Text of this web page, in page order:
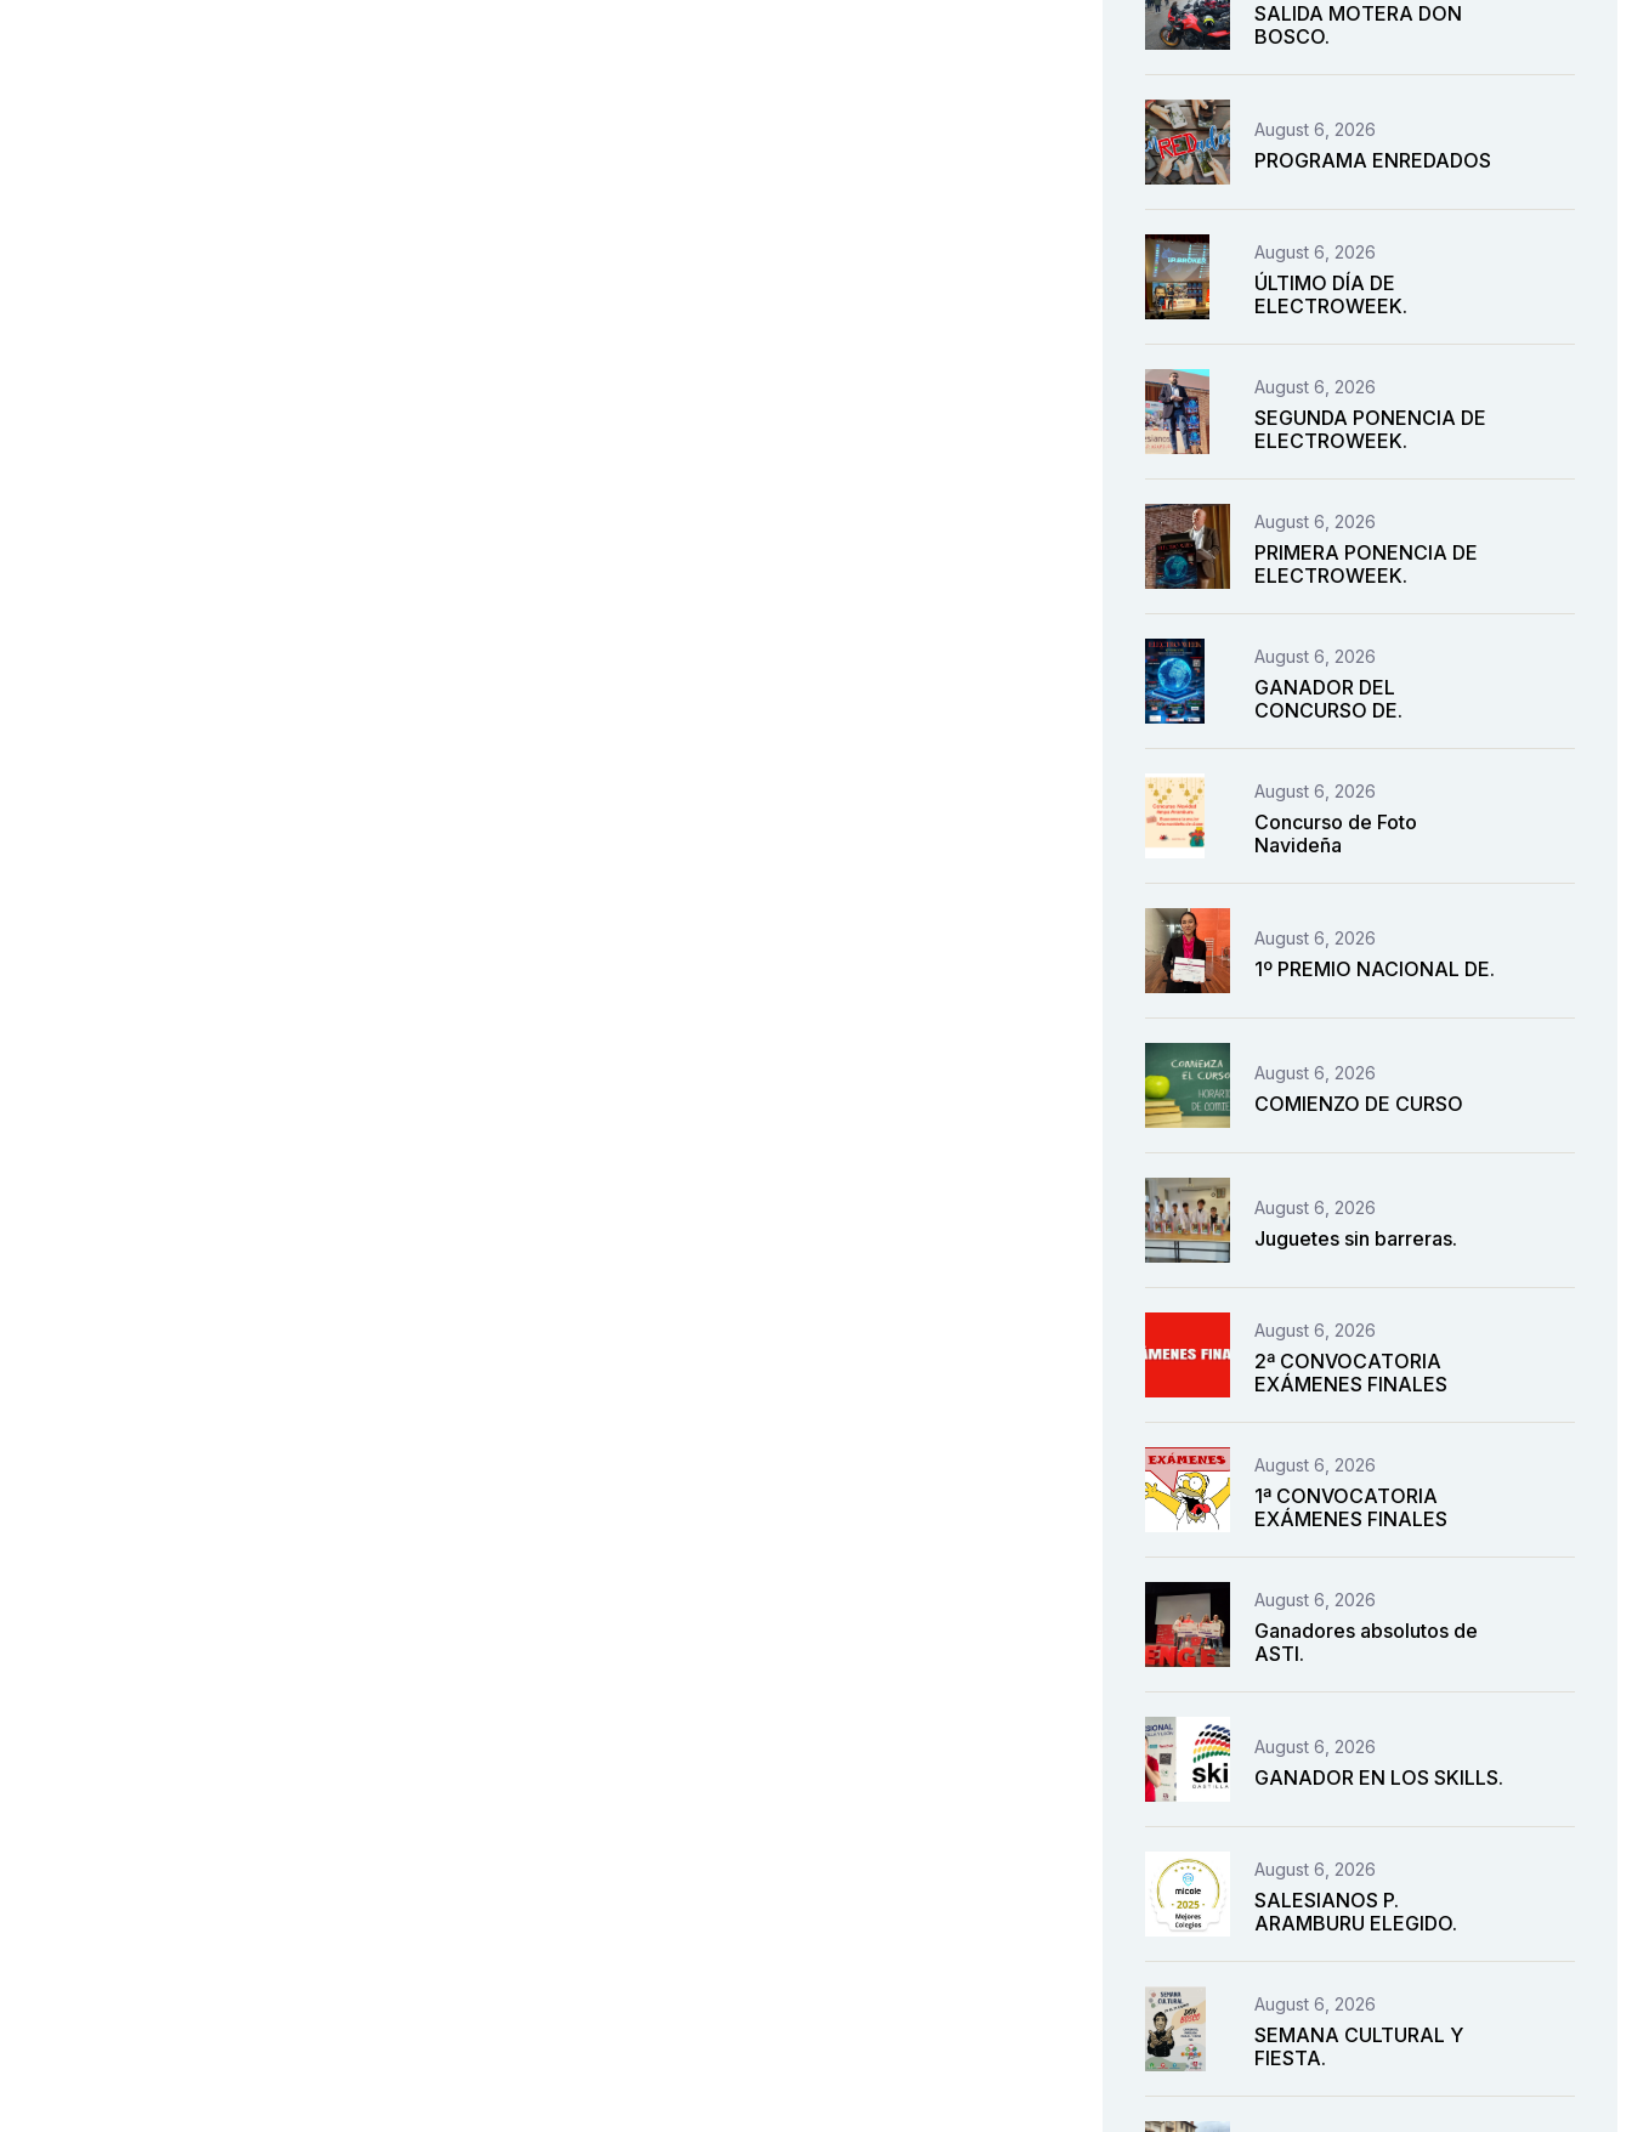
SALIDA MOTERA DON
BOSCO.
August 6, 2026
PROGRAMA ENREDADOS
August 6, 2026
ÚLTIMO DÍA DE
ELECTROWEEK.
August 6, 2026
SEGUNDA PONENCIA DE
ELECTROWEEK.
August 6, 2026
PRIMERA PONENCIA DE
ELECTROWEEK.
August 6, 2026
GANADOR DEL
CONCURSO DE.
August 6, 2026
Concurso de Foto
Navideña
August 6, 2026
1º PREMIO NACIONAL DE.
August 6, 2026
COMIENZO DE CURSO
August 6, 2026
Juguetes sin barreras.
August 6, 2026
2ª CONVOCATORIA
EXÁMENES FINALES
August 6, 2026
1ª CONVOCATORIA
EXÁMENES FINALES
August 6, 2026
Ganadores absolutos de
ASTI.
August 6, 2026
GANADOR EN LOS SKILLS.
August 6, 2026
SALESIANOS P.
ARAMBURU ELEGIDO.
August 6, 2026
SEMANA CULTURAL Y
FIESTA.